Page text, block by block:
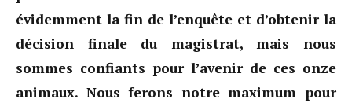
évidemment la fin de l’enquête et d’obtenir la
décision finale du magistrat, mais nous
sommes confiants pour l’avenir de ces onze
animaux. Nous ferons notre maximum pour